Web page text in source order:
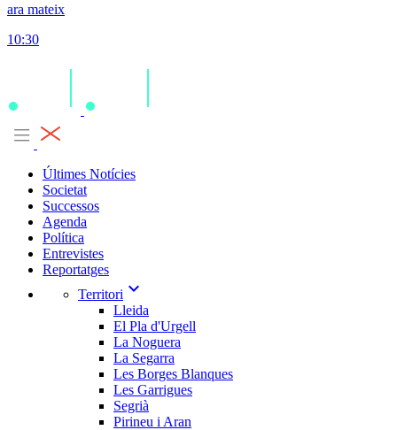
ara mateix
10:30
Últimes Notícies
Societat
Successos
Agenda
Política
Entrevistes
Reportatges
Territori expand_more
Lleida
El Pla d'Urgell
La Noguera
La Segarra
Les Borges Blanques
Les Garrigues
Segrià
Pirineu i Aran